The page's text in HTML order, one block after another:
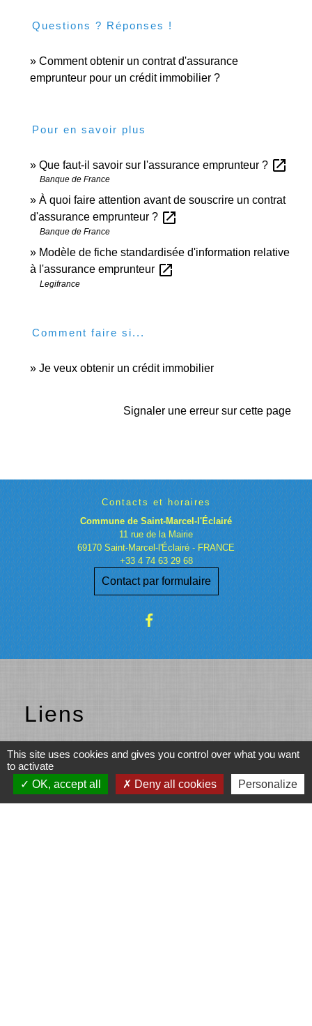
Questions ? Réponses !
Comment obtenir un contrat d'assurance
emprunteur pour un crédit immobilier ?
Pour en savoir plus
Que faut-il savoir sur l'assurance emprunteur ? open_in_new
Banque de France
À quoi faire attention avant de souscrire un contrat
d'assurance emprunteur ? open_in_new
Banque de France
Modèle de fiche standardisée d'information relative
à l'assurance emprunteur open_in_new
Legifrance
Comment faire si...
Je veux obtenir un crédit immobilier
Signaler une erreur sur cette page
Contacts et horaires
Commune de Saint-Marcel-l'Éclairé
11 rue de la Mairie
69170 Saint-Marcel-l'Éclairé - FRANCE
+33 4 74 63 29 68
Contact par formulaire
Liens
Partenaires
This site uses cookies and gives you control over what you want
to activate
OK, accept all
Deny all cookies Personalize